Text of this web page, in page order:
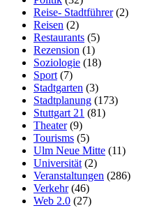
Reise- Stadtführer(2)
Reisen (2)
Restaurants (5)
Rezension (1)
Soziologie (18)
Sport (7)
Stadtgarten (3)
Stadtplanung (173)
Stuttgart 21 (81)
Theater(9)
Tourisms (5)
Ulm Neue Mitte (11)
Universität (2)
Veranstaltungen (286)
Verkehr(46)
Web 2.0 (27)